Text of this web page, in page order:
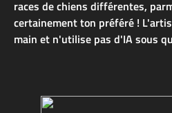
races de chiens différentes,
certainement ton préféré !
main et n'utilise pas d'IA sous